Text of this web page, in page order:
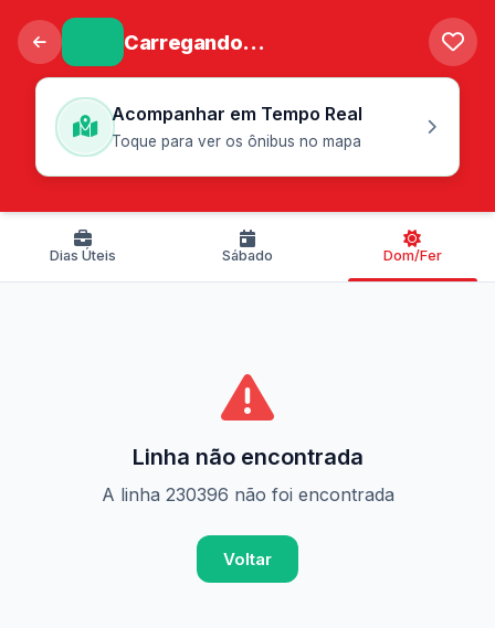
Carregando...
Acompanhar em Tempo Real
Toque para ver os ônibus no mapa
Dias Úteis Sábado Dom/Fer
Linha não encontrada
A linha 230396 não foi encontrada
Voltar